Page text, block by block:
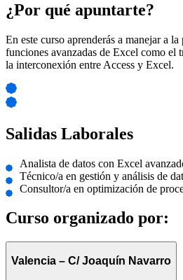
¿Por qué apuntarte?
En este curso aprenderás a manejar a
funciones avanzadas de Excel como el
la interconexión entre Access y Excel.
Salidas Laborales
Analista de datos con Excel
Técnico/a en gestión y análisis de
Consultor/a en optimización de
Curso organizado por:
Valencia – C/ Joaquín Navarro